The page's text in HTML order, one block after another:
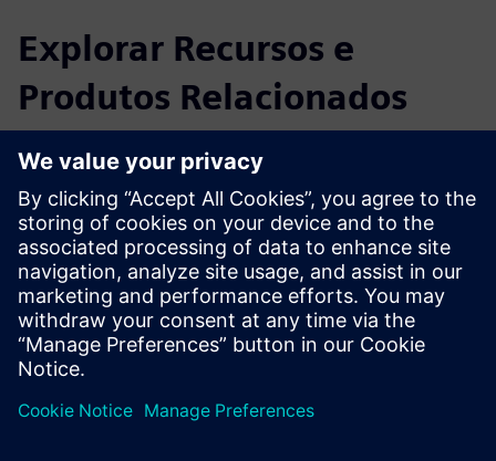
Explorar Recursos e
Produtos Relacionados
Informações e Recursos Adicionais
Mais informações
Pré-requisitos
Nenhum